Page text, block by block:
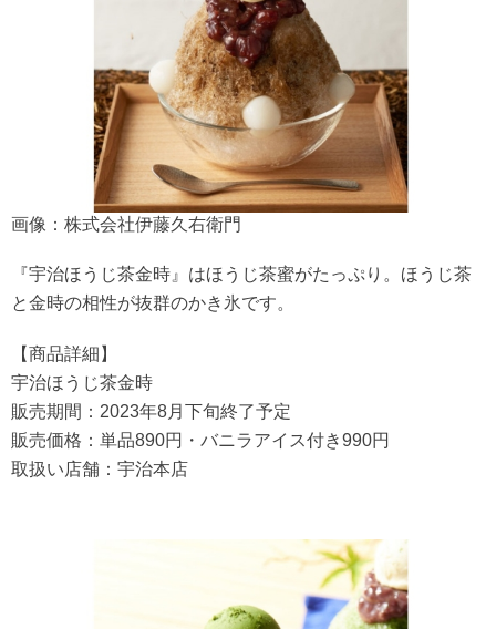
画像：株式会社伊藤久右衛門
『宇治ほうじ茶金時』はほうじ茶蜜がたっぷり。ほうじ茶
と金時の相性が抜群のかき氷です。
【商品詳細】
宇治ほうじ茶金時
販売期間：2023年8月下旬終了予定
販売価格：単品890円・バニラアイス付き990円
取扱い店舗：宇治本店